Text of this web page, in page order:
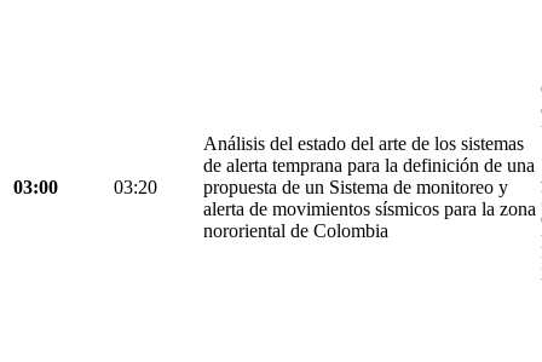
03:00 03:20
Análisis del estado del arte de los sistemas
de alerta temprana para la definición de una
propuesta de un Sistema de monitoreo y
alerta de movimientos sísmicos para la zona
nororiental de Colombia